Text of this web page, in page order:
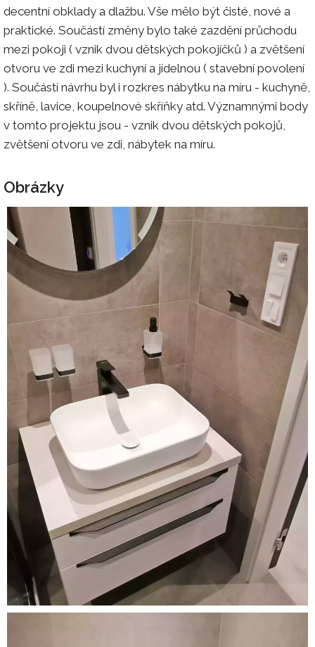
decentní obklady a dlažbu. Vše mělo být čisté, nové a
praktické. Součástí změny bylo také zazdění průchodu
mezi pokoji ( vznik dvou dětských pokojíčků ) a zvětšení
otvoru ve zdi mezi kuchyní a jídelnou ( stavební povolení
). Součástí návrhu byl i rozkres nábytku na míru - kuchyně,
skříně, lavice, koupelnové skříňky atd. Významnými body
v tomto projektu jsou - vznik dvou dětských pokojů,
zvětšení otvoru ve zdi, nábytek na míru.
Obrázky